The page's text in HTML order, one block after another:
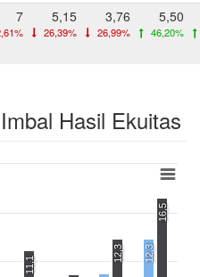
7 5,15
26,39%
3,76
26,99%
5,50
46,20%
Hasil Ekuitas
12,3
11,1
12,3
16,5